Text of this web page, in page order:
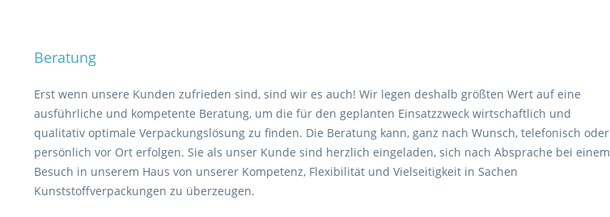
Beratung
Erst wenn unsere Kunden zufrieden sind, sind wir es auch! Wir legen deshalb größten Wert auf eine
ausführliche und kompetente Beratung, um die für den geplanten Einsatzzweck wirtschaftlich und
qualitativ optimale Verpackungslösung zu finden. Die Beratung kann, ganz nach Wunsch, telefonisch oder
persönlich vor Ort erfolgen. Sie als unser Kunde sind herzlich eingeladen, sich nach Absprache bei einem
Besuch in unserem Haus von unserer Kompetenz, Flexibilität und Vielseitigkeit in Sachen
Kunststoffverpackungen zu überzeugen.